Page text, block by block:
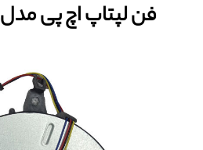
فن لپتاپ اچ پی مدل15-AY C120